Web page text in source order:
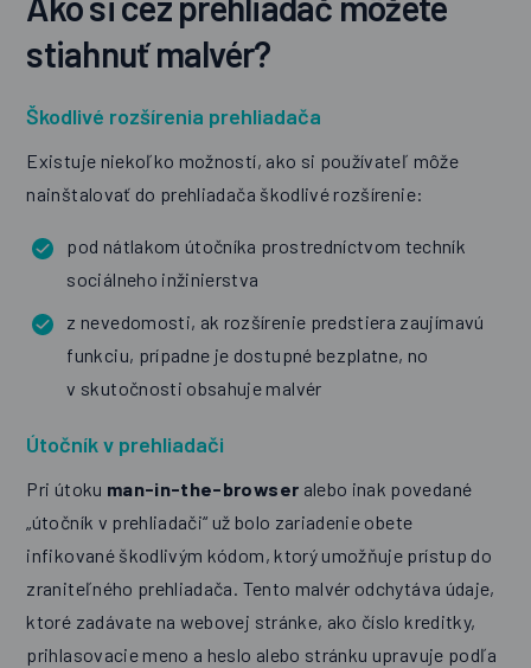
stiahnuť malvér?
Škodlivé rozšírenia prehliadača
Existuje niekoľko možností, ako si používateľ môže
nainštalovať do prehliadača škodlivé rozšírenie:
pod nátlakom útočníka prostredníctvom techník
sociálneho inžinierstva
z nevedomosti, ak rozšírenie predstiera zaujímavú
funkciu, prípadne je dostupné bezplatne, no
v skutočnosti obsahuje malvér
Útočník v prehliadači
Pri útoku man-in-the-browser alebo inak povedané
„útočník v prehliadači“ už bolo zariadenie obete
infikované škodlivým kódom, ktorý umožňuje prístup do
zraniteľného prehliadača. Tento malvér odchytáva údaje,
ktoré zadávate na webovej stránke, ako číslo kreditky,
prihlasovacie meno a heslo alebo stránku upravuje podľa